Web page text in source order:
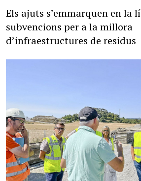
Els ajuts s’emmarquen en la
subvencions per a la millora
d’infraestructures de residus